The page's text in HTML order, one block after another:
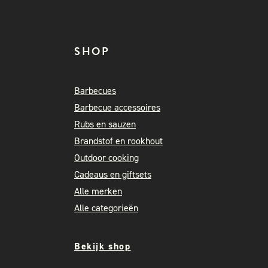
SHOP
Barbecues
Barbecue accessoires
Rubs en sauzen
Brandstof en rookhout
Outdoor cooking
Cadeaus en giftsets
Alle merken
Alle categorieën
Bekijk shop